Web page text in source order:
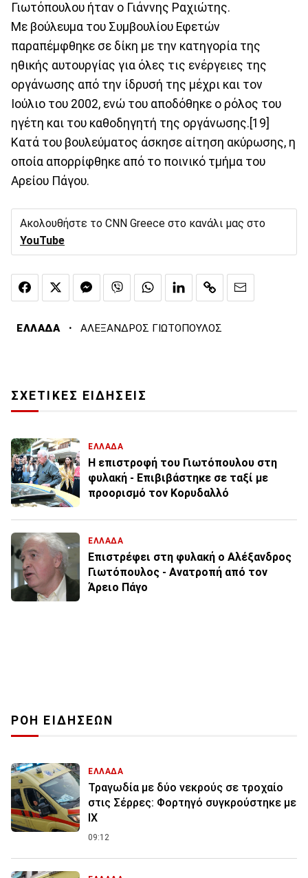
Γιωτόπουλου ήταν ο Γιάννης Ραχιώτης.
Με βούλευμα του Συμβουλίου Εφετών
παραπέμφθηκε σε δίκη με την κατηγορία της
ηθικής αυτουργίας για όλες τις ενέργειες της
οργάνωσης από την ίδρυσή της μέχρι και τον
Ιούλιο του 2002, ενώ του αποδόθηκε ο ρόλος του
ηγέτη και του καθοδηγητή της οργάνωσης.[19]
Κατά του βουλεύματος άσκησε αίτηση ακύρωσης, η
οποία απορρίφθηκε από το ποινικό τμήμα του
Αρείου Πάγου.
Ακολουθήστε το CNN Greece στο κανάλι μας στο
YouTube
ΕΛΛΑΔΑ · ΑΛΕΞΑΝΔΡΟΣ ΓΙΩΤΟΠΟΥΛΟΣ
ΣΧΕΤΙΚΕΣ ΕΙΔΗΣΕΙΣ
ΕΛΛΑΔΑ
Η επιστροφή του Γιωτόπουλου στη
φυλακή - Επιβιβάστηκε σε ταξί με
προορισμό τον Κορυδαλλό
ΕΛΛΑΔΑ
Επιστρέφει στη φυλακή ο Αλέξανδρος
Γιωτόπουλος - Ανατροπή από τον
Άρειο Πάγο
ΡΟΗ ΕΙΔΗΣΕΩΝ
ΕΛΛΑΔΑ
Τραγωδία με δύο νεκρούς σε τροχαίο
στις Σέρρες: Φορτηγό συγκρούστηκε με
ΙΧ
09:12